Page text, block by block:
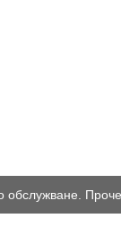
обслужване.